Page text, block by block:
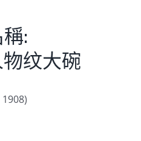
:
纹大碗